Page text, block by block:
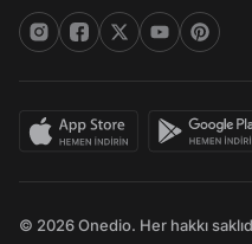
© 2026 Onedio. Her hakkı